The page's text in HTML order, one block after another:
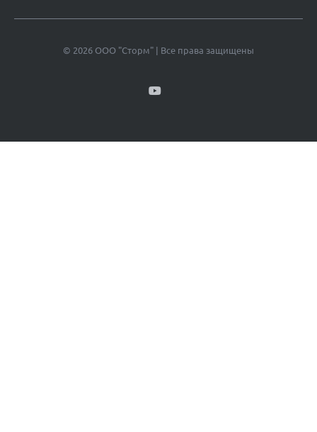
© 2026 ООО "Сторм" | Все права защищены